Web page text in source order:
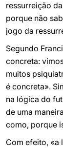
ressurreição
porque não
jogo da
Segundo
concreta:
muitos
é concreta».
na lógica do
de uma
como, porque
Com efeito, «a